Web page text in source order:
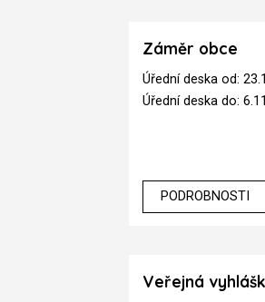
Záměr obce
Úřední deska od:
Úřední deska do:
PODROBNOSTI
Veřejná